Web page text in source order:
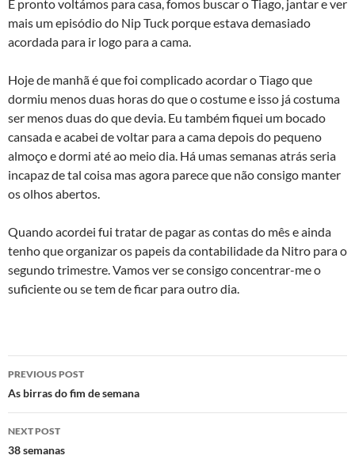
E pronto voltámos para casa, fomos buscar o Tiago, jantar e ver
mais um episódio do Nip Tuck porque estava demasiado
acordada para ir logo para a cama.
Hoje de manhã é que foi complicado acordar o Tiago que
dormiu menos duas horas do que o costume e isso já costuma
ser menos duas do que devia. Eu também fiquei um bocado
cansada e acabei de voltar para a cama depois do pequeno
almoço e dormi até ao meio dia. Há umas semanas atrás seria
incapaz de tal coisa mas agora parece que não consigo manter
os olhos abertos.
Quando acordei fui tratar de pagar as contas do mês e ainda
tenho que organizar os papeis da contabilidade da Nitro para o
segundo trimestre. Vamos ver se consigo concentrar-me o
suficiente ou se tem de ficar para outro dia.
Post
navigation
PREVIOUS POST
As birras do fim de semana
NEXT POST
38 semanas